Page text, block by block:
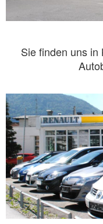
Sie finden uns